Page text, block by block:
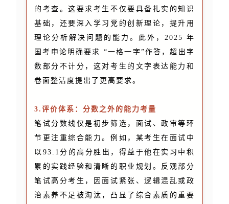
的考查。这要求考生不仅要具备扎实的知识
基础，还要深入学习党的创新理论，提升用
理论分析解决问题的能力。此外，2025 年
国考申论明确要求 “一格一字”作答，超出字
数部分不计分，这对考生的文字表达能力和
卷面整洁度提出了更高要求。
3.评价体系：分数之外的能力考量
笔试分数线仅是初步筛选，面试、政审等环
节更注重综合能力。例如，某考生在面试中
以93.1分的高分胜出，得益于他在实习中积
累的实践经验和清晰的职业规划。反观部分
笔试高分考生，因面试紧张、逻辑混乱或政
治素养不足被淘汰，凸显了综合素质的重要